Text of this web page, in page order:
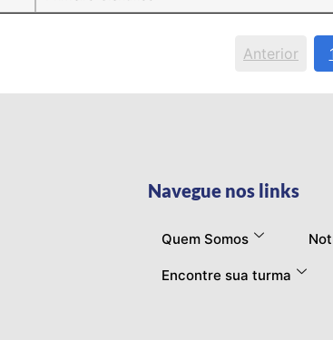
Anterior
Navegue nos links
Quem Somos
Encontre sua turma